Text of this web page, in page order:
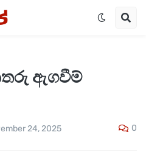
ඇගවීම්
24, 2025 0